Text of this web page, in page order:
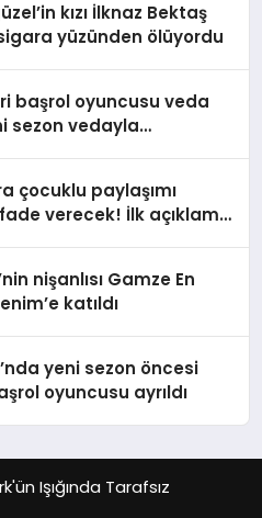
kızı İlknaz Bektaş
yüzünden ölüyordu
başrol oyuncusu veda
sezon vedayla
çocuklu paylaşımı
verecek! İlk açıklama
nişanlısı Gamze En
katıldı
yeni sezon öncesi
oyuncusu ayrıldı
Işığında Tarafsız